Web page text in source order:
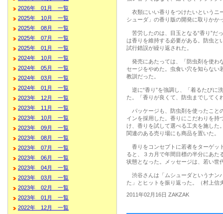
2026年 01月 一覧
2025年 10月 一覧
2025年 08月 一覧
2025年 07月 一覧
2025年 01月 一覧
2024年 10月 一覧
2024年 05月 一覧
2024年 03月 一覧
2024年 01月 一覧
2023年 12月 一覧
2023年 11月 一覧
2023年 10月 一覧
2023年 09月 一覧
2023年 08月 一覧
2023年 07月 一覧
2023年 06月 一覧
2023年 04月 一覧
2023年 03月 一覧
2023年 02月 一覧
2023年 01月 一覧
2022年 12月 一覧
衣類にいい香りをつけたいというニ
シューダ」の香り版の開発に取りかか
苦労したのは、目玉となる“香り”だ
は香りを維持する必要がある。防虫と
試行錯誤が繰り返された。
発売にあたっては、「防虫剤を使わ
セージをやめた。虫食い穴を知らない
教訓だった。
逆に“香り”を強調し、「着るたびに
た。「香りが良くて、防虫までしてく
パッケージも、防虫剤を使ったこと
インを採用した。香りにこだわりを持
け、香りを試して選べる工夫を施した
関連のある売り場にも商品を置いた。
香りをコンセプトに若者をターゲッ
ると、３カ月で年間目標の半分にあた
状態となった。メッセージは、若い世
渋谷さんは「ムシューダというナン
た」とヒットを振り返った。（村上信
2011年02月16日 ZAKZAK